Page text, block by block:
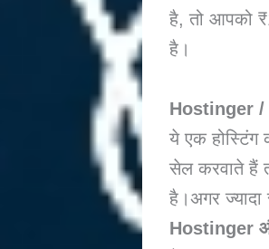
है, तो आपको
है।
Hostinger
ये एक होस्टिंग
सेल करवाते हैं
है।अगर
Hostinger